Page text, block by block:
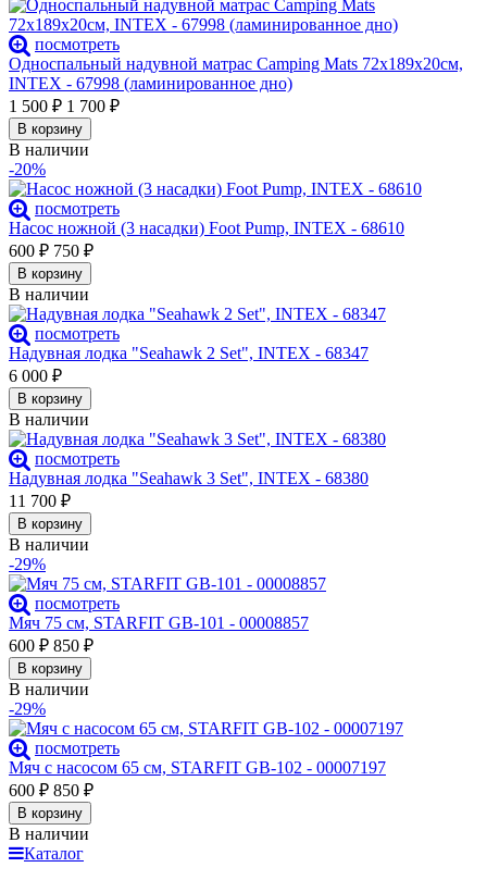
посмотреть
Односпальный надувной матрас Camping Mats 72х189х20см,
INTEX - 67998 (ламинированное дно)
1 500 ₽ 1 700 ₽
В корзину
В наличии
-20%
посмотреть
Насос ножной (3 насадки) Foot Pump, INTEX - 68610
600 ₽ 750 ₽
В корзину
В наличии
посмотреть
Надувная лодка "Seahawk 2 Set", INTEX - 68347
6 000 ₽
В корзину
В наличии
посмотреть
Надувная лодка "Seahawk 3 Set", INTEX - 68380
11 700 ₽
В корзину
В наличии
-29%
посмотреть
Мяч 75 см, STARFIT GB-101 - 00008857
600 ₽ 850 ₽
В корзину
В наличии
-29%
посмотреть
Мяч с насосом 65 см, STARFIT GB-102 - 00007197
600 ₽ 850 ₽
В корзину
В наличии
Каталог